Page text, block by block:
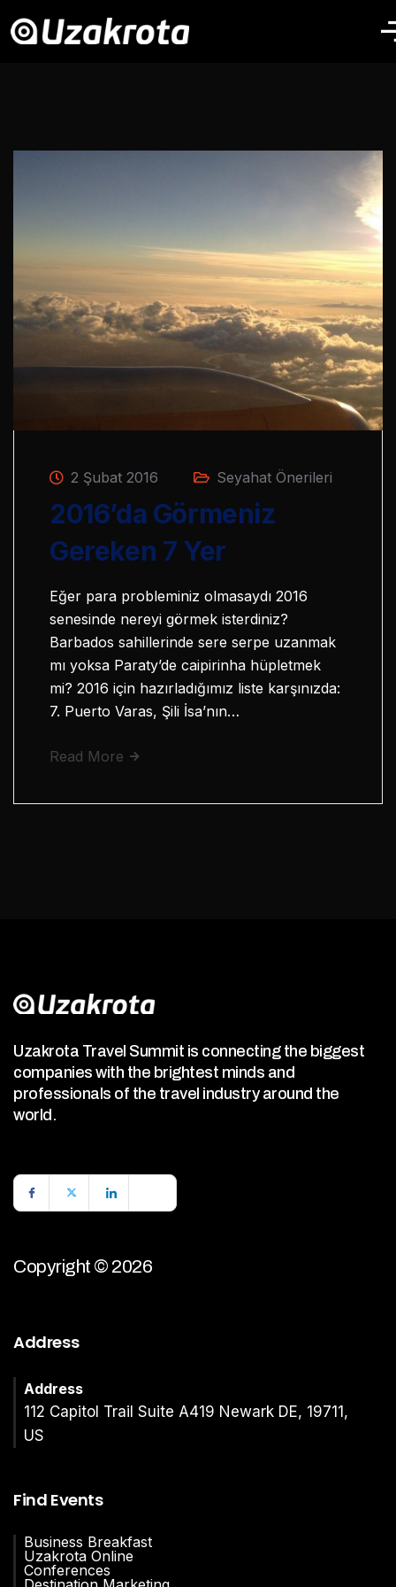
2 Şubat 2016 Seyahat Önerileri
2016’da Görmeniz
Gereken 7 Yer
Eğer para probleminiz olmasaydı 2016
senesinde nereyi görmek isterdiniz?
Barbados sahillerinde sere serpe uzanmak
mı yoksa Paraty’de caipirinha hüpletmek
mi? 2016 için hazırladığımız liste karşınızda:
7. Puerto Varas, Şili İsa’nın…
Read More
Uzakrota Travel Summit is connecting the biggest
companies with the brightest minds and
professionals of the travel industry around the
world.
Copyright © 2026
Address
Address
112 Capitol Trail Suite A419 Newark DE, 19711,
US
Find Events
Business Breakfast
Uzakrota Online
Conferences